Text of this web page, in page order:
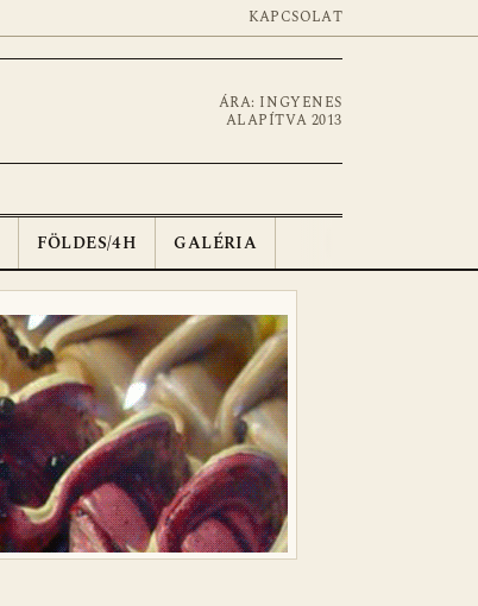
KAPCSOLAT
ÁRA: INGYENES
ALAPÍTVA 2013
FÖLDES/4H GALÉRIA